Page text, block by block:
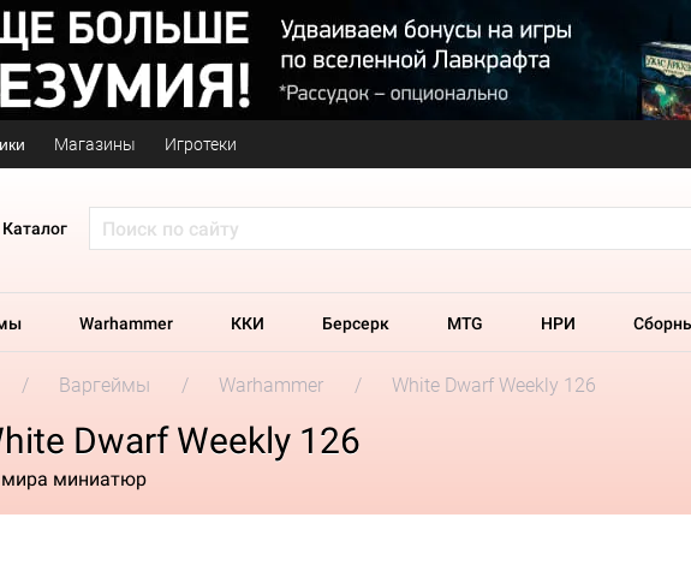
Магазины Игротеки
Каталог
Warhammer ККИ Берсерк MTG НРИ
Варгеймы Warhammer White Dwarf Weekly 126
Dwarf Weekly 126
миниатюр